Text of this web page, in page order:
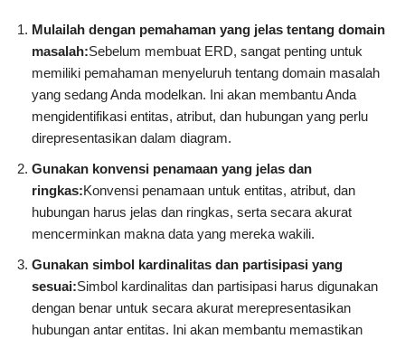
Mulailah dengan pemahaman yang jelas tentang domain
masalah:Sebelum membuat ERD, sangat penting untuk
memiliki pemahaman menyeluruh tentang domain masalah
yang sedang Anda modelkan. Ini akan membantu Anda
mengidentifikasi entitas, atribut, dan hubungan yang perlu
direpresentasikan dalam diagram.
Gunakan konvensi penamaan yang jelas dan
ringkas:Konvensi penamaan untuk entitas, atribut, dan
hubungan harus jelas dan ringkas, serta secara akurat
mencerminkan makna data yang mereka wakili.
Gunakan simbol kardinalitas dan partisipasi yang
sesuai:Simbol kardinalitas dan partisipasi harus digunakan
dengan benar untuk secara akurat merepresentasikan
hubungan antar entitas. Ini akan membantu memastikan